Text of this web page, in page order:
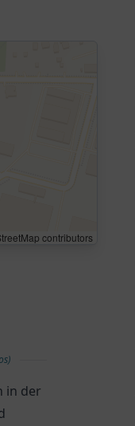
contributors
in der